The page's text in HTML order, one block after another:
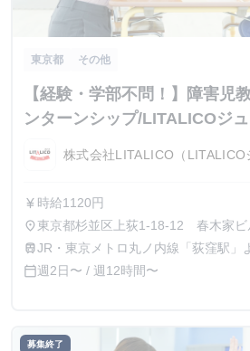
東京都 その他
【経験・学部不問！】障害児
ンターンシップ/LITALICOジ
株式会社LITALICO（LITALICO
currency_yen 時給1120円
place東京都杉並区上荻1-18-12 春木家ビ
trainJR・東京メトロ丸ノ内線「荻窪駅」
calendar_today週2日〜 / 週12時間〜
募集終了